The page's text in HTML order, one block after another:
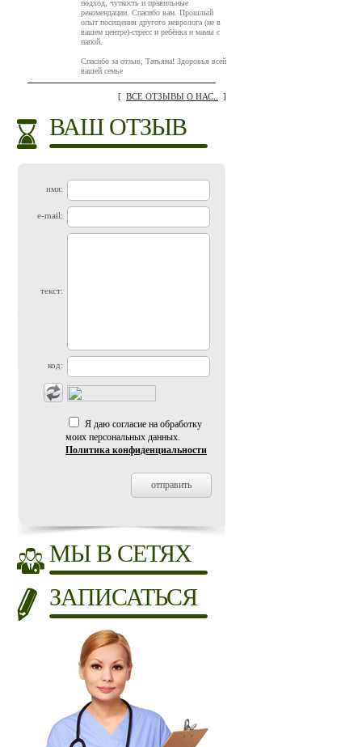
подход, чуткость и правильные
рекомендации. Спасибо вам. Прошлый
опыт посещения другого невролога (не в
вашем центре)-стресс и ребёнка и мамы с
папой.
Спасибо за отзыв, Татьяна! Здоровья всей
вашей семье
[ ВСЕ ОТЗЫВЫ О НАС.. ]
ВАШ ОТЗЫВ
имя:
e-mail:
текст:
код:
Я даю согласие на обработку
моих персональных данных.
Политика конфиденциальности
МЫ В СЕТЯХ
ЗАПИСАТЬСЯ